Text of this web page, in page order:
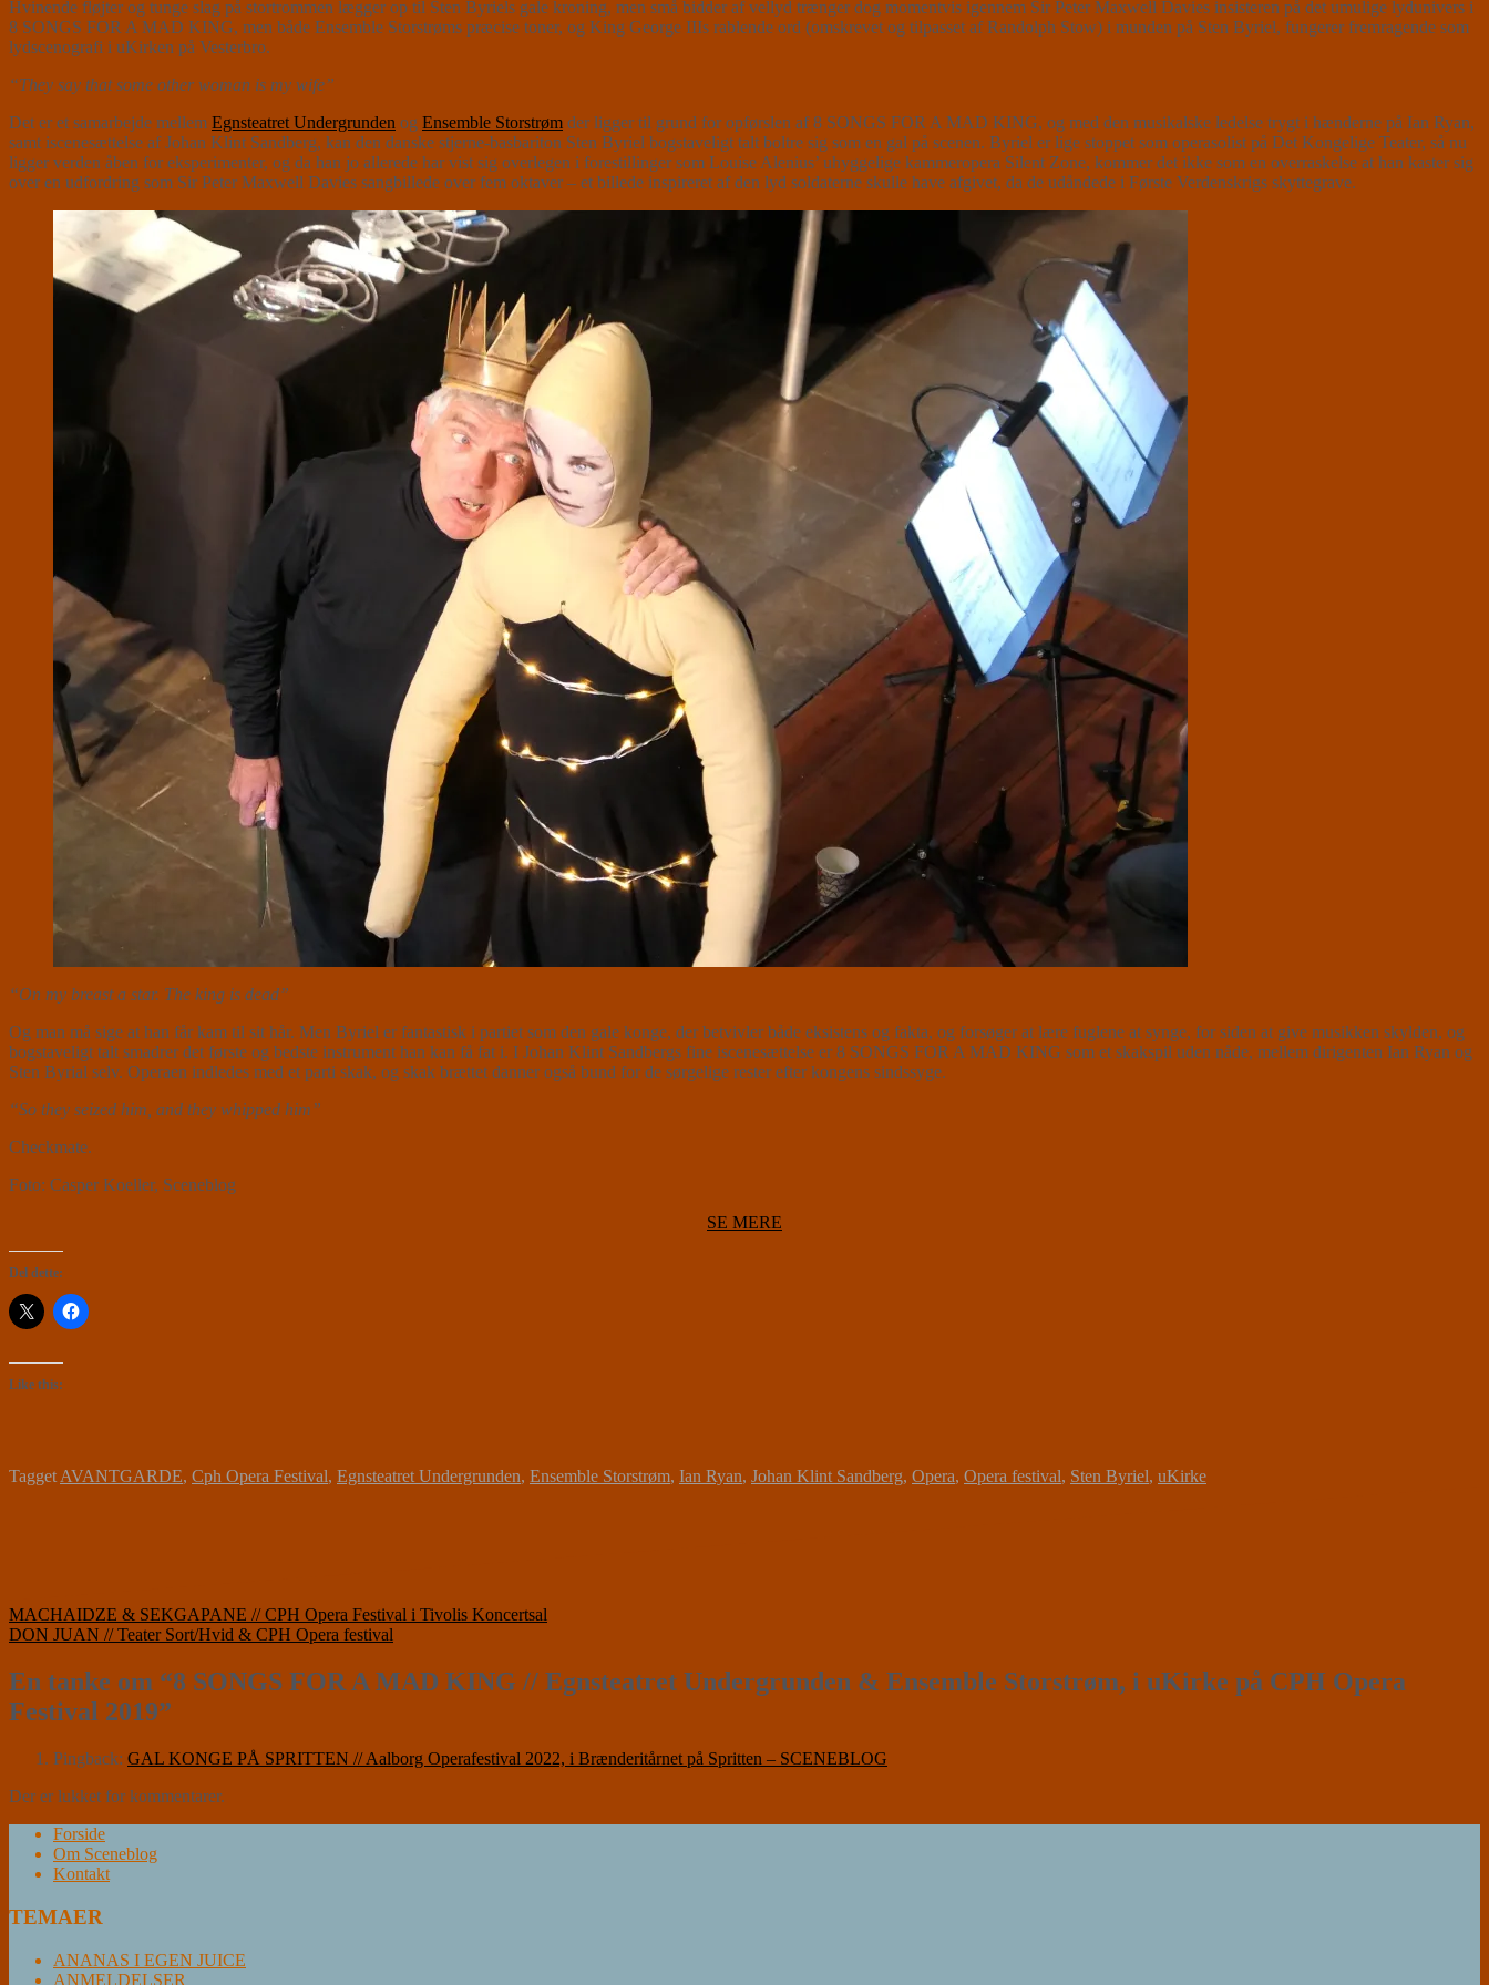
Hvinende fløjter og tunge slag på stortrommen lægger op til Sten Byriels gale kroning, men små bidder af vellyd trænger dog momentvis igennem Sir Peter Maxwell Davies insisteren på det umulige lydunivers i
8 SONGS FOR A MAD KING, men både Ensemble Storstrøms præcise toner, og King George IIIs rablende ord (omskrevet og tilpasset af Randolph Stow) i munden på Sten Byriel, fungerer fremragende som
lydscenografi i uKirken på Vesterbro.
“They say that some other woman is my wife”
Det er et samarbejde mellem Egnsteatret Undergrunden og Ensemble Storstrøm der ligger til grund for opførslen af 8 SONGS FOR A MAD KING, og med den musikalske ledelse trygt i hænderne på Ian Ryan,
samt iscenesættelse af Johan Klint Sandberg, kan den danske stjerne-basbariton Sten Byriel bogstaveligt talt boltre sig som en gal på scenen. Byriel er lige stoppet som operasolist på Det Kongelige Teater, så nu
ligger verden åben for eksperimenter, og da han jo allerede har vist sig overlegen i forestillinger som Louise Alenius’ uhyggelige kammeropera Silent Zone, kommer det ikke som en overraskelse at han kaster sig
over en udfordring som Sir Peter Maxwell Davies sangbillede over fem oktaver – et billede inspireret af den lyd soldaterne skulle have afgivet, da de udåndede i Første Verdenskrigs skyttegrave.
“On my breast a star. The king is dead”
Og man må sige at han får kam til sit hår. Men Byriel er fantastisk i partiet som den gale konge, der betvivler både eksistens og fakta, og forsøger at lære fuglene at synge, for siden at give musikken skylden, og
bogstaveligt talt smadrer det første og bedste instrument han kan få fat i. I Johan Klint Sandbergs fine iscenesættelse er 8 SONGS FOR A MAD KING som et skakspil uden nåde, mellem dirigenten Ian Ryan og
Sten Byrial selv. Operaen indledes med et parti skak, og skak brættet danner også bund for de sørgelige rester efter kongens sindssyge.
“So they seized him, and they whipped him”
Checkmate.
Foto: Casper Koeller, Sceneblog
SE MERE
Del dette:
Like this:
Tagget AVANTGARDE, Cph Opera Festival, Egnsteatret Undergrunden, Ensemble Storstrøm, Ian Ryan, Johan Klint Sandberg, Opera, Opera festival, Sten Byriel, uKirke
Indlægsnavigation
MACHAIDZE & SEKGAPANE // CPH Opera Festival i Tivolis Koncertsal
DON JUAN // Teater Sort/Hvid & CPH Opera festival
En tanke om “8 SONGS FOR A MAD KING // Egnsteatret Undergrunden & Ensemble Storstrøm, i uKirke på CPH Opera
Festival 2019”
Pingback: GAL KONGE PÅ SPRITTEN // Aalborg Operafestival 2022, i Brænderitårnet på Spritten – SCENEBLOG
Der er lukket for kommentarer.
Forside
Om Sceneblog
Kontakt
TEMAER
ANANAS I EGEN JUICE
ANMELDELSER